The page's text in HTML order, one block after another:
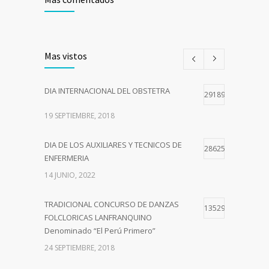
Mas vistos
DIA INTERNACIONAL DEL OBSTETRA 29189
19 SEPTIEMBRE, 2018
DIA DE LOS AUXILIARES Y TECNICOS DE
ENFERMERIA
28625
14 JUNIO, 2022
TRADICIONAL CONCURSO DE DANZAS
FOLCLORICAS LANFRANQUINO
Denominado “El Perú Primero”
13529
24 SEPTIEMBRE, 2018